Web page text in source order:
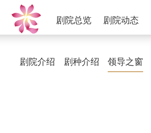
剧院总览 剧院动态
剧院介绍 剧种介绍 领导之窗